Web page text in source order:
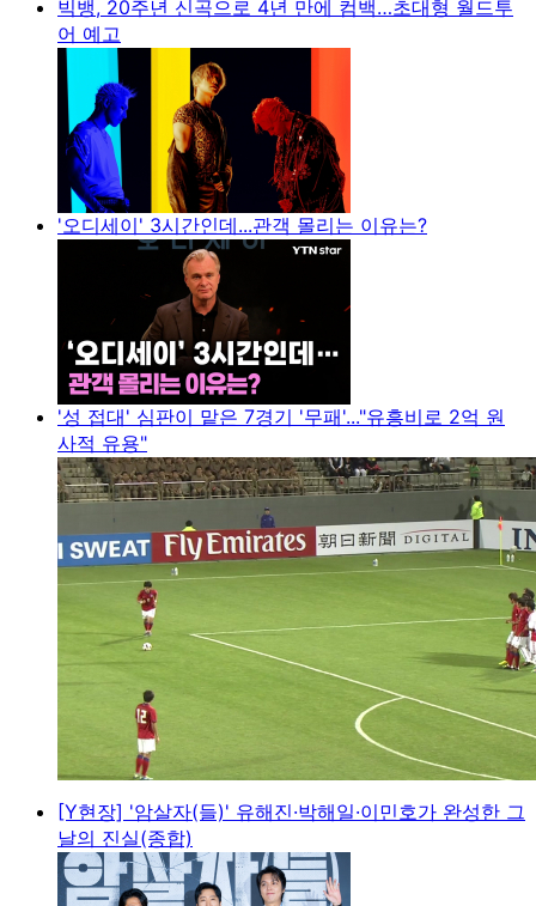
빅뱅, 20주년 신곡으로 4년 만에 컴백…초대형 월드투
어 예고
'오디세이' 3시간인데...관객 몰리는 이유는?
'성 접대' 심판이 맡은 7경기 '무패'..."유흥비로 2억 원
사적 유용"
[Y현장] '암살자(들)' 유해진·박해일·이민호가 완성한 그
날의 진실(종합)